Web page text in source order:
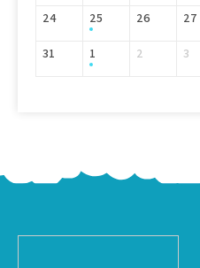
24 25 26 27
31 1 2 3